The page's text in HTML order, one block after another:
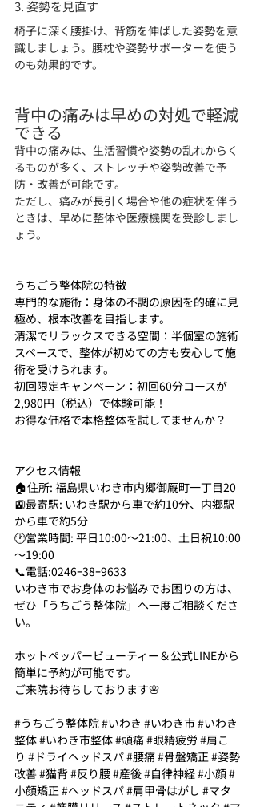
3. 姿勢を見直す
椅子に深く腰掛け、背筋を伸ばした姿勢を意
識しましょう。腰枕や姿勢サポーターを使う
のも効果的です。
背中の痛みは早めの対処で軽減
できる
背中の痛みは、生活習慣や姿勢の乱れからく
るものが多く、ストレッチや姿勢改善で予
防・改善が可能です。
ただし、痛みが長引く場合や他の症状を伴う
ときは、早めに整体や医療機関を受診しまし
ょう。
うちごう整体院の特徴
専門的な施術：身体の不調の原因を的確に見
極め、根本改善を目指します。
清潔でリラックスできる空間：半個室の施術
スペースで、整体が初めての方も安心して施
術を受けられます。
初回限定キャンペーン：初回60分コースが
2,980円（税込）で体験可能！
お得な価格で本格整体を試してませんか？
アクセス情報
🏠住所: 福島県いわき市内郷御厩町一丁目20
🚉最寄駅: いわき駅から車で約10分、内郷駅
から車で約5分
🕐営業時間: 平日10:00～21:00、土日祝10:00
～19:00
📞電話:0246ｰ38ｰ9633
いわき市でお身体のお悩みでお困りの方は、
ぜひ「うちごう整体院」へ一度ご相談くださ
い。
ホットペッパービューティー＆公式LINEから
簡単に予約が可能です。
ご来院お待ちしております🌸
#うちごう整体院#いわき #いわき市#いわき
整体#いわき市整体#頭痛#眼精疲労 #肩こ
り #ドライヘッドスパ#腰痛#骨盤矯正#姿勢
改善#猫背#反り腰#産後#自律神経#小顔#
小顔矯正#ヘッドスパ#肩甲骨はがし #マタ